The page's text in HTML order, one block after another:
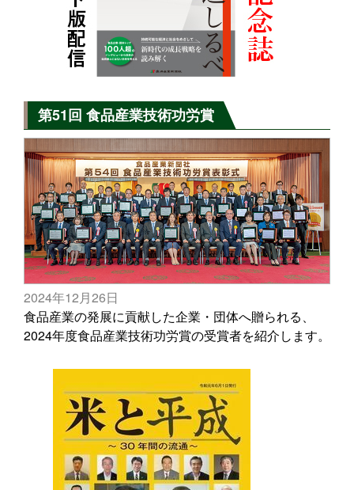
第51回 食品産業技術功労賞
2024年12月26日
食品産業の発展に貢献した企業・団体へ贈られる、
2024年度食品産業技術功労賞の受賞者を紹介します。